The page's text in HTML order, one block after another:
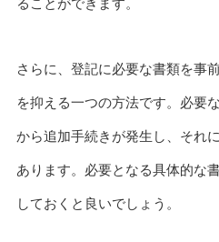
さらに、登記に必要な書類を事
を抑える一つの方法です。必要
から追加手続きが発生し、それ
あります。必要となる具体的な
しておくと良いでしょう。